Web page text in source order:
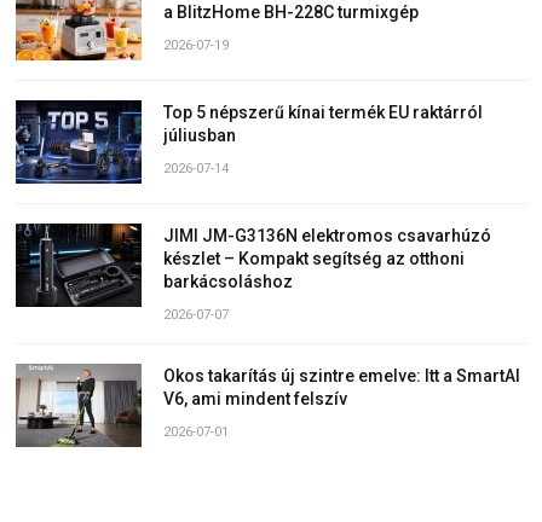
a BlitzHome BH-228C turmixgép
2026-07-19
Top 5 népszerű kínai termék EU raktárról
júliusban
2026-07-14
JIMI JM-G3136N elektromos csavarhúzó
készlet – Kompakt segítség az otthoni
barkácsoláshoz
2026-07-07
Okos takarítás új szintre emelve: Itt a SmartAI
V6, ami mindent felszív
2026-07-01